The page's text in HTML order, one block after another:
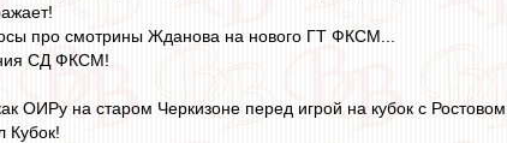
про смотрины Жданова на нового ГТ ФКСМ...
СД ФКСМ!
ОИРу на старом Черкизоне перед игрой на кубок с
Кубок!